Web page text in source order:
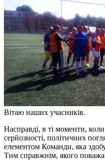
Вітаю наших учасників.
Насправді, в ті моменти,
серйозності, політичних
елементом Команди, яка
Тим справжнім, якого